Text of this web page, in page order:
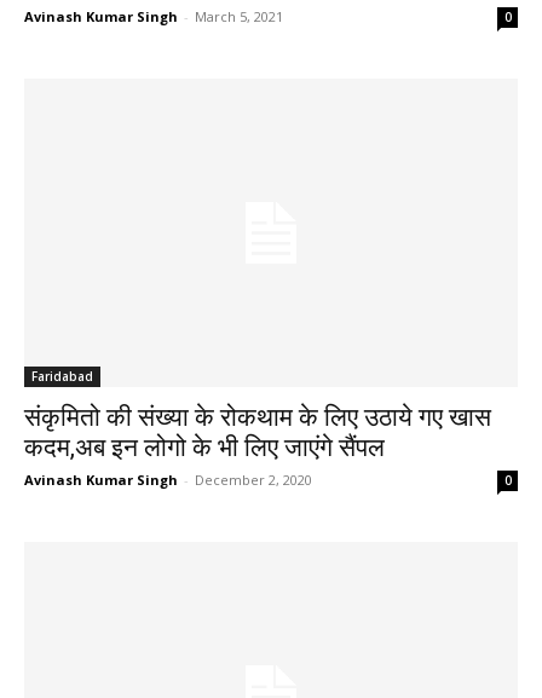
Avinash Kumar Singh - March 5, 2021 0
Faridabad
संकृमितो की संख्या के रोकथाम के लिए उठाये गए खास
कदम,अब इन लोगो के भी लिए जाएंगे सैंपल
Avinash Kumar Singh - December 2, 2020 0